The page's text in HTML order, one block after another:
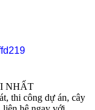
NHẤT
thi công dự án, cây